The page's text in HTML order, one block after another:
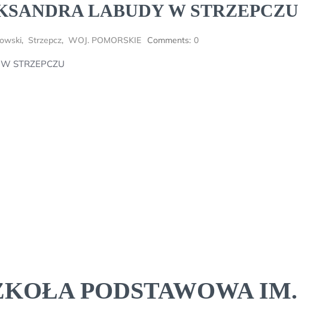
LABUDY W STRZEPCZU
, Strzepcz, WOJ. POMORSKIE Comments: 0
STRZEPCZU
PODSTAWOWA IM.